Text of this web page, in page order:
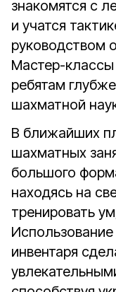
знакомятся с
и учатся
руководством
Мастер-
ребятам
шахматной
В ближайших
шахматных
большого
находясь на
тренировать
Использование
инвентаря